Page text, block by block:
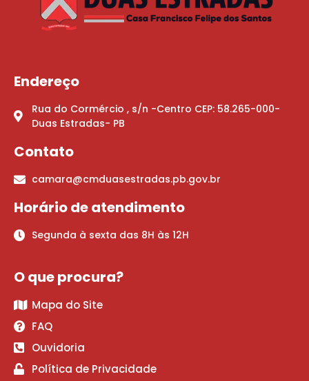
Endereço
Rua do Cormércio , s/n -Centro CEP: 58.265-000-
Duas Estradas- PB
Contato
camara@cmduasestradas.pb.gov.br
Horário de atendimento
Segunda à sexta das 8H às 12H
O que procura?
Mapa do Site
FAQ
Ouvidoria
Política de Privacidade